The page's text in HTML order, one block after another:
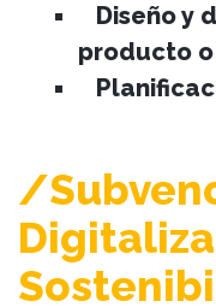
Diseño y
producto o
/